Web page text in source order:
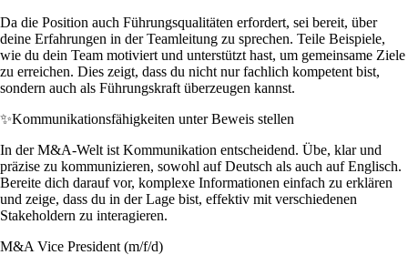
Da die Position auch Führungsqualitäten erfordert, sei bereit, über
deine Erfahrungen in der Teamleitung zu sprechen. Teile Beispiele,
wie du dein Team motiviert und unterstützt hast, um gemeinsame Ziele
zu erreichen. Dies zeigt, dass du nicht nur fachlich kompetent bist,
sondern auch als Führungskraft überzeugen kannst.
✨Kommunikationsfähigkeiten unter Beweis stellen
In der M&A-Welt ist Kommunikation entscheidend. Übe, klar und
präzise zu kommunizieren, sowohl auf Deutsch als auch auf Englisch.
Bereite dich darauf vor, komplexe Informationen einfach zu erklären
und zeige, dass du in der Lage bist, effektiv mit verschiedenen
Stakeholdern zu interagieren.
M&A Vice President (m/f/d)